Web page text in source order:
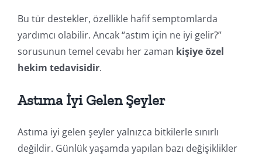
Bu tür destekler, özellikle hafif semptomlarda
yardımcı olabilir. Ancak “astım için ne iyi gelir?”
sorusunun temel cevabı her zaman kişiye özel
hekim tedavisidir.
Astıma İyi Gelen Şeyler
Astıma iyi gelen şeyler yalnızca bitkilerle sınırlı
değildir. Günlük yaşamda yapılan bazı değişiklikler